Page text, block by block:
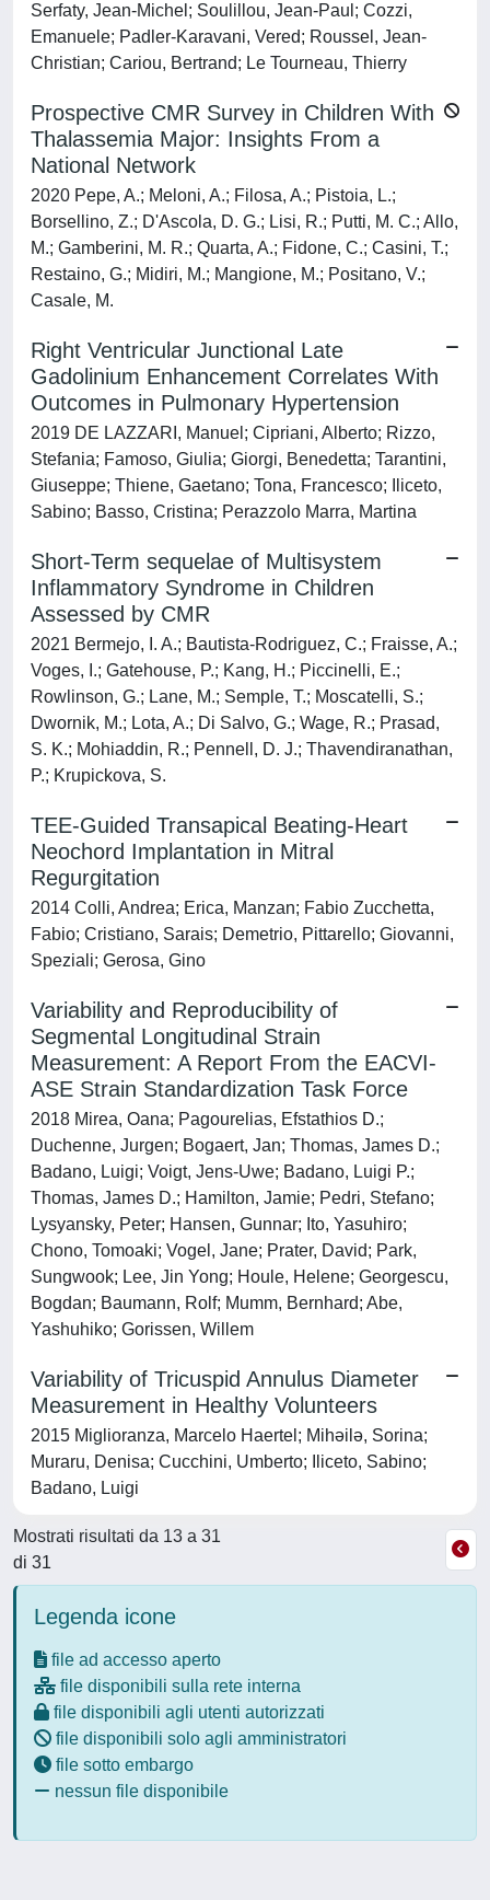
Serfaty, Jean-Michel; Soulillou, Jean-Paul; Cozzi,
Emanuele; Padler-Karavani, Vered; Roussel, Jean-
Christian; Cariou, Bertrand; Le Tourneau, Thierry
Prospective CMR Survey in Children With
Thalassemia Major: Insights From a
National Network
2020 Pepe, A.; Meloni, A.; Filosa, A.; Pistoia, L.;
Borsellino, Z.; D'Ascola, D. G.; Lisi, R.; Putti, M. C.; Allo,
M.; Gamberini, M. R.; Quarta, A.; Fidone, C.; Casini, T.;
Restaino, G.; Midiri, M.; Mangione, M.; Positano, V.;
Casale, M.
Right Ventricular Junctional Late
Gadolinium Enhancement Correlates With
Outcomes in Pulmonary Hypertension
2019 DE LAZZARI, Manuel; Cipriani, Alberto; Rizzo,
Stefania; Famoso, Giulia; Giorgi, Benedetta; Tarantini,
Giuseppe; Thiene, Gaetano; Tona, Francesco; Iliceto,
Sabino; Basso, Cristina; Perazzolo Marra, Martina
Short-Term sequelae of Multisystem
Inflammatory Syndrome in Children
Assessed by CMR
2021 Bermejo, I. A.; Bautista-Rodriguez, C.; Fraisse, A.;
Voges, I.; Gatehouse, P.; Kang, H.; Piccinelli, E.;
Rowlinson, G.; Lane, M.; Semple, T.; Moscatelli, S.;
Dwornik, M.; Lota, A.; Di Salvo, G.; Wage, R.; Prasad,
S. K.; Mohiaddin, R.; Pennell, D. J.; Thavendiranathan,
P.; Krupickova, S.
TEE-Guided Transapical Beating-Heart
Neochord Implantation in Mitral
Regurgitation
2014 Colli, Andrea; Erica, Manzan; Fabio Zucchetta,
Fabio; Cristiano, Sarais; Demetrio, Pittarello; Giovanni,
Speziali; Gerosa, Gino
Variability and Reproducibility of
Segmental Longitudinal Strain
Measurement: A Report From the EACVI-
ASE Strain Standardization Task Force
2018 Mirea, Oana; Pagourelias, Efstathios D.;
Duchenne, Jurgen; Bogaert, Jan; Thomas, James D.;
Badano, Luigi; Voigt, Jens-Uwe; Badano, Luigi P.;
Thomas, James D.; Hamilton, Jamie; Pedri, Stefano;
Lysyansky, Peter; Hansen, Gunnar; Ito, Yasuhiro;
Chono, Tomoaki; Vogel, Jane; Prater, David; Park,
Sungwook; Lee, Jin Yong; Houle, Helene; Georgescu,
Bogdan; Baumann, Rolf; Mumm, Bernhard; Abe,
Yashuhiko; Gorissen, Willem
Variability of Tricuspid Annulus Diameter
Measurement in Healthy Volunteers
2015 Miglioranza, Marcelo Haertel; Mihəilə, Sorina;
Muraru, Denisa; Cucchini, Umberto; Iliceto, Sabino;
Badano, Luigi
Mostrati risultati da 13 a 31
di 31
Legenda icone
file ad accesso aperto
file disponibili sulla rete interna
file disponibili agli utenti autorizzati
file disponibili solo agli amministratori
file sotto embargo
nessun file disponibile